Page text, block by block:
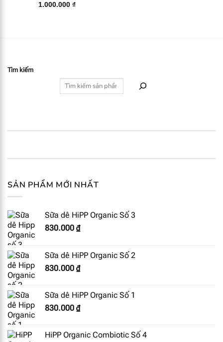
1.000.000 ₫
Tìm kiếm
SẢN PHẨM MỚI NHẤT
Sữa dê HiPP Organic Số 3
830.000 ₫
Sữa dê HiPP Organic Số 2
830.000 ₫
Sữa dê HiPP Organic Số 1
830.000 ₫
HiPP Organic Combiotic Số 4